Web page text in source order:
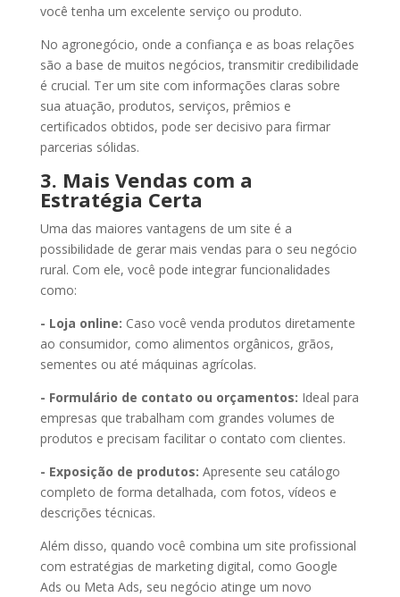
você tenha um excelente serviço ou produto.
No agronegócio, onde a confiança e as boas relações
são a base de muitos negócios, transmitir credibilidade
é crucial. Ter um site com informações claras sobre
sua atuação, produtos, serviços, prêmios e
certificados obtidos, pode ser decisivo para firmar
parcerias sólidas.
3. Mais Vendas com a
Estratégia Certa
Uma das maiores vantagens de um site é a
possibilidade de gerar mais vendas para o seu negócio
rural. Com ele, você pode integrar funcionalidades
como:
- Loja online: Caso você venda produtos diretamente
ao consumidor, como alimentos orgânicos, grãos,
sementes ou até máquinas agrícolas.
- Formulário de contato ou orçamentos: Ideal para
empresas que trabalham com grandes volumes de
produtos e precisam facilitar o contato com clientes.
- Exposição de produtos: Apresente seu catálogo
completo de forma detalhada, com fotos, vídeos e
descrições técnicas.
Além disso, quando você combina um site profissional
com estratégias de marketing digital, como Google
Ads ou Meta Ads, seu negócio atinge um novo